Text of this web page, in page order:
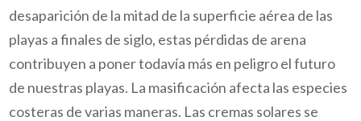
desaparición de la mitad de la superficie aérea de las
playas a finales de siglo, estas pérdidas de arena
contribuyen a poner todavía más en peligro el futuro
de nuestras playas. La masificación afecta las especies
costeras de varias maneras. Las cremas solares se